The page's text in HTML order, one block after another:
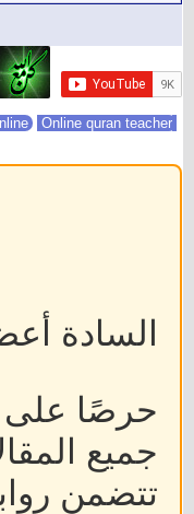
Online quran teacher
السادة
حرصًا على
جميع
تتضمن